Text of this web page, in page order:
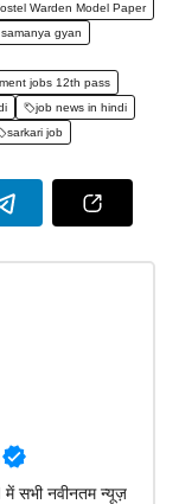
Warden Model Paper
gyan
jobs 12th pass
job news in hindi
sarkari job
में सभी नवीनतम न्यूज़